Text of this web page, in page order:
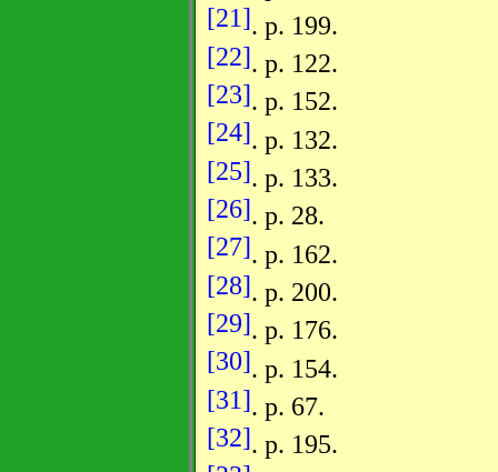
[21]. p. 199.
[22]. p. 122.
[23]. p. 152.
[24]. p. 132.
[25]. p. 133.
[26]. p. 28.
[27]. p. 162.
[28]. p. 200.
[29]. p. 176.
[30]. p. 154.
[31]. p. 67.
[32]. p. 195.